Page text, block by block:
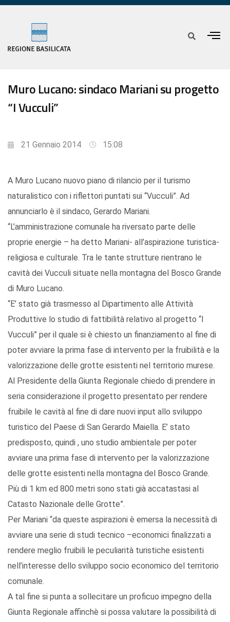
Muro Lucano: sindaco Mariani su progetto
“I Vucculi”
21 Gennaio 2014 15:08
A Muro Lucano nuovo piano di rilancio per il turismo
naturalistico con i riflettori puntati sui “Vucculi”. Ad
annunciarlo è il sindaco, Gerardo Mariani.
“L’amministrazione comunale ha riversato parte delle
proprie energie – ha detto Mariani- all’aspirazione turistica-
religiosa e culturale. Tra le tante strutture rientrano le
cavità dei Vucculi situate nella montagna del Bosco Grande
di Muro Lucano.
“E’ stato già trasmesso al Dipartimento alle Attività
Produttive lo studio di fattibilità relativo al progetto “I
Vucculi” per il quale si è chiesto un finanziamento al fine di
poter avviare la prima fase di intervento per la fruibilità e la
valorizzazione delle grotte esistenti nel territorio murese.
Al Presidente della Giunta Regionale chiedo di prendere in
seria considerazione il progetto presentato per rendere
fruibile le cavità al fine di dare nuovi input allo sviluppo
turistico del Paese di San Gerardo Maiella. E’ stato
predisposto, quindi , uno studio ambientale per poter
avviare una prima fase di intervento per la valorizzazione
delle grotte esistenti nella montagna del Bosco Grande.
Più di 1 km ed 800 metri sono stati già accatastasi al
Catasto Nazionale delle Grotte”.
Per Mariani “da queste aspirazioni è emersa la necessità di
avviare una serie di studi tecnico –economici finalizzati a
rendere meglio fruibili le peculiarità turistiche esistenti
nell’interesse dello sviluppo socio economico del territorio
comunale.
A tal fine si punta a sollecitare un proficuo impegno della
Giunta Regionale affinchè si possa valutare la possibilità di